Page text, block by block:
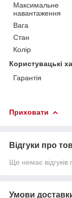
Максимальне
навантаження
Вага
Стан
Колір
Користувацькі
Гарантія
Приховати
Відгуки про
Ще немає відгуків
Умови